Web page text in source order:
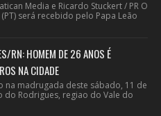
Media e Ricardo Stuckert / PR O
será recebido pelo Papa Leão
RN: HOMEM DE 26 ANOS É
NA CIDADE
na madrugada deste sábado, 11 de
Rodrigues, regiao do Vale do